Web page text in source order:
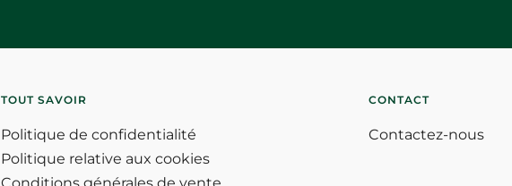
TOUT SAVOIR
Politique de confidentialité
Politique relative aux cookies
Conditions générales de vente
CONTACT
Contactez-nous